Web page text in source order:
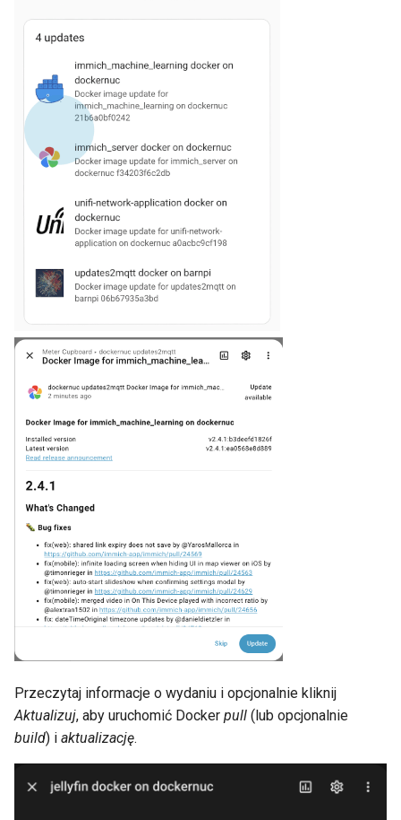
Przeczytaj informacje o wydaniu i opcjonalnie kliknij
Aktualizuj, aby uruchomić Docker pull (lub opcjonalnie
build) i aktualizację.